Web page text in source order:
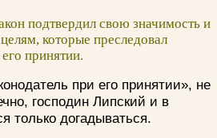
подтвердил свою значимость и
которые преследовал
принятии.
при его принятии», не
господин Липский и в
только догадываться.